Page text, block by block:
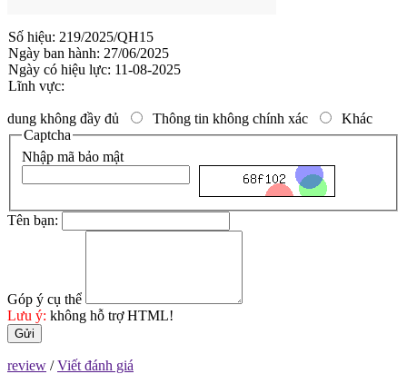
Số hiệu: 219/2025/QH15
Ngày ban hành: 27/06/2025
Ngày có hiệu lực: 11-08-2025
Lĩnh vực:
dung không đầy đủ Thông tin không chính xác
Khác
Captcha
Nhập mã bảo mật
Tên bạn:
Góp ý cụ thể
Lưu ý: không hỗ trợ HTML!
Gửi
review /Viết đánh giá